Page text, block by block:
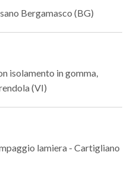
Bergamasco (BG)
isolamento in gomma,
(VI)
lamiera - Cartigliano